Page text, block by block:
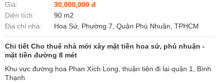
Giá:
30,000,000 đ
Diện tích:
90 m2
Địa chỉ nhà:
Hoa Sứ, Phường 7, Quận Phú Nhuận, TPHCM
Chi tiết Cho thuê nhà mới xây mặt tiền hoa sứ, phú nhuận -
mặt tiền đường 8 mét
Khu vực đường hoa Phan Xích Long, thuận tiện đi lại quận 1, Bình
Thạnh